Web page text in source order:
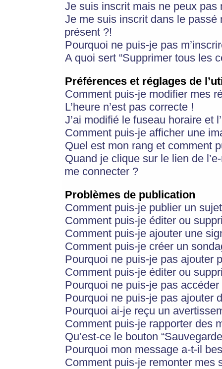
Je suis inscrit mais ne peux pas
Je me suis inscrit dans le
présent ?!
Pourquoi ne puis-je pas
A quoi sert “Supprimer tous les
Préférences et réglages de
Comment puis-je modifier mes
L’heure n’est pas correcte !
J’ai modifié le fuseau horaire et
Comment puis-je afficher une
Quel est mon rang et comment
Quand je clique sur le lien de
me connecter ?
Problèmes de publication
Comment puis-je publier un
Comment puis-je éditer ou
Comment puis-je ajouter une
Comment puis-je créer un
Pourquoi ne puis-je pas ajouter
Comment puis-je éditer ou
Pourquoi ne puis-je pas
Pourquoi ne puis-je pas ajouter
Pourquoi ai-je reçu un
Comment puis-je rapporter des
Qu’est-ce le bouton
Pourquoi mon message a-t-il
Comment puis-je remonter mes